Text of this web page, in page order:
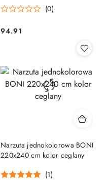
(0)
Cena:
94.91
Narzuta jednokolorowa BONI
220x240 cm kolor ceglany
(1)